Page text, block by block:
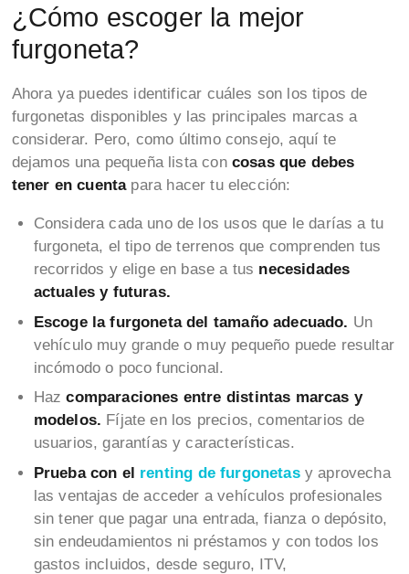
¿Cómo escoger la mejor
furgoneta?
Ahora ya puedes identificar cuáles son los tipos de
furgonetas disponibles y las principales marcas a
considerar. Pero, como último consejo, aquí te
dejamos una pequeña lista concosas que debes
tener en cuenta para hacer tu elección:
Considera cada uno de los usos que le darías a tu
furgoneta, el tipo de terrenos que comprenden tus
recorridos y elige en base a tus necesidades
actuales y futuras.
Escoge la furgoneta del tamaño adecuado. Un
vehículo muy grande o muy pequeño puede resultar
incómodo o poco funcional.
Haz comparaciones entre distintas marcas y
modelos. Fíjate en los precios, comentarios de
usuarios, garantías y características.
Prueba con el renting de furgonetasy aprovecha
las ventajas de acceder a vehículos profesionales
sin tener que pagar una entrada, fianza o depósito,
sin endeudamientos ni préstamos y con todos los
gastos incluidos, desde seguro, ITV,